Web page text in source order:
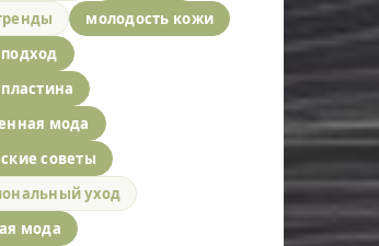
молодость кожи
мода
советы
уход
мода